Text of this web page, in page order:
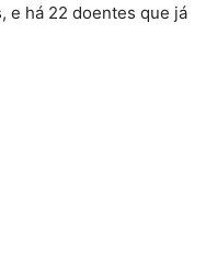
e há 22 doentes que já